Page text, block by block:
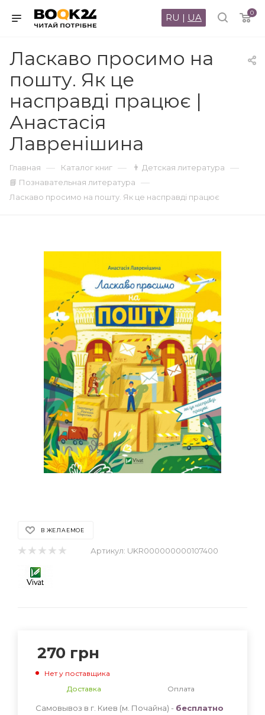
0
RU | UA
Ласкаво просимо на
пошту. Як це
насправді працює |
Анастасія
Лавренішина
Главная — Каталог книг — 👨 Детская литература —
📘 Познавательная литература —
Ласкаво просимо на пошту. Як це насправді працює
В ЖЕЛАЕМОЕ
Артикул: UKR000000000107400
270 грн
Нет у поставщика
Доставка
Оплата
Самовывоз в г. Киев (м. Почайна) - бесплатно